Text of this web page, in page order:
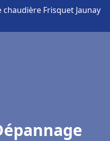
Frisquet Jaunay